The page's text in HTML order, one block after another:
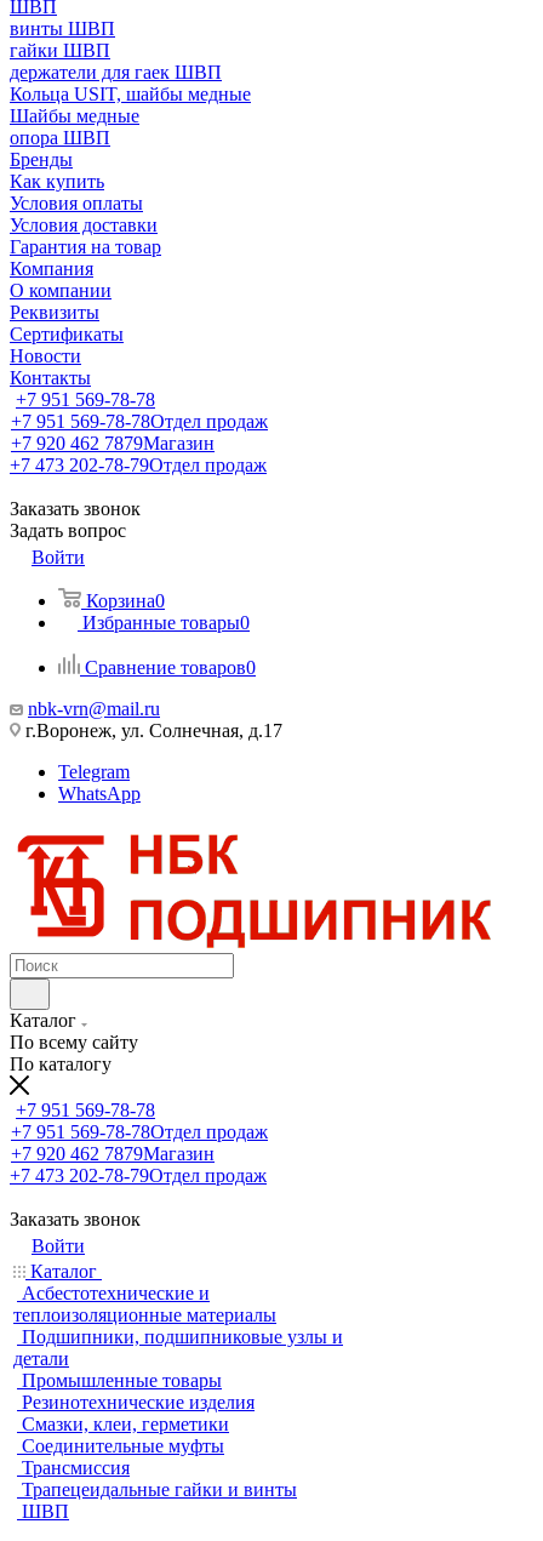
ШВП
винты ШВП
гайки ШВП
держатели для гаек ШВП
Кольца USIT, шайбы медные
Шайбы медные
опора ШВП
Бренды
Как купить
Условия оплаты
Условия доставки
Гарантия на товар
Компания
О компании
Реквизиты
Сертификаты
Новости
Контакты
+7 951 569-78-78
+7 951 569-78-78Отдел продаж
+7 920 462 7879Магазин
+7 473 202-78-79Отдел продаж
Заказать звонок
Задать вопрос
Войти
Корзина0
Избранные товары0
Сравнение товаров0
nbk-vrn@mail.ru
г.Воронеж, ул. Солнечная, д.17
Telegram
WhatsApp
Каталог
По всему сайту
По каталогу
+7 951 569-78-78
+7 951 569-78-78Отдел продаж
+7 920 462 7879Магазин
+7 473 202-78-79Отдел продаж
Заказать звонок
Войти
Каталог
Асбестотехнические и
теплоизоляционные материалы
Подшипники, подшипниковые узлы и
детали
Промышленные товары
Резинотехнические изделия
Смазки, клеи, герметики
Соединительные муфты
Трансмиссия
Трапецеидальные гайки и винты
ШВП